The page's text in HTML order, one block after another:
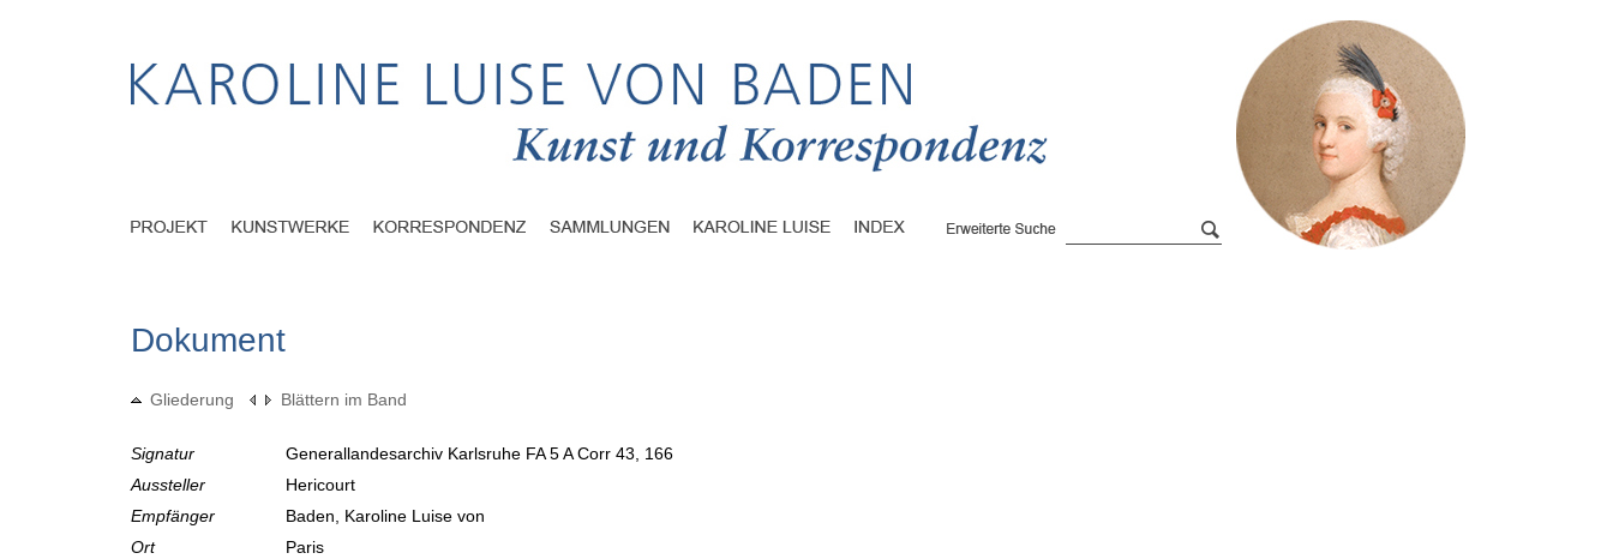
Dokument
Gliederung Blättern im Band
Signatur
Generallandesarchiv Karlsruhe FA 5 A Corr 43, 166
Aussteller
Hericourt
Empfänger
Baden, Karoline Luise von
Ort
Paris